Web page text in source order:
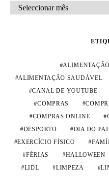
ARQUIVO
ALIMENTAÇÃO SAUDÁVEL
CANAL DE YOUTUBE
COMPRAS
COMPRAS ONLINE
DESPORTO
DIA DO PAI
EXERCÍCIO FÍSICO
FÉRIAS
HALLOWEEN
LIDL
LIMPEZA